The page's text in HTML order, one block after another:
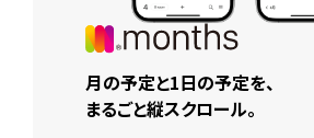
月の予定と1日の予定を、
まるごと縦スクロール。